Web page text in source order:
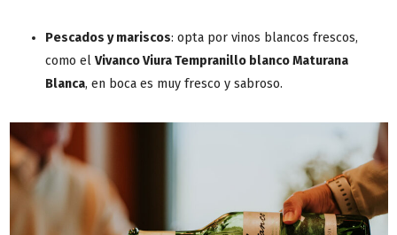
Pescados y mariscos: opta por vinos blancos frescos,
como el Vivanco Viura Tempranillo blanco Maturana
Blanca, en boca es muy fresco y sabroso.